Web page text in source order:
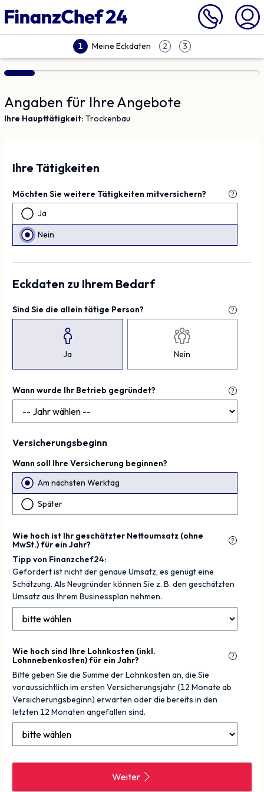
1 Meine Eckdaten 2 3
Angaben für Ihre Angebote
Ihre Haupttätigkeit: Trockenbau
Ihre Tätigkeiten
Möchten Sie weitere Tätigkeiten mitversichern?
Ja
Nein
Eckdaten zu Ihrem Bedarf
Sind Sie die allein tätige Person?
Ja Nein
Wann wurde Ihr Betrieb gegründet?
Versicherungsbeginn
Wann soll Ihre Versicherung beginnen?
Am nächsten Werktag
Später
Wie hoch ist Ihr geschätzter Nettoumsatz (ohne
MwSt.) für ein Jahr?
Tipp von Finanzchef24:
Gefordert ist nicht der genaue Umsatz, es genügt eine
Schätzung. Als Neugründer können Sie z. B. den geschätzten
Umsatz aus Ihrem Businessplan nehmen.
Wie hoch sind Ihre Lohnkosten (inkl.
Lohnnebenkosten) für ein Jahr?
Bitte geben Sie die Summe der Lohnkosten an, die Sie
voraussichtlich im ersten Versicherungsjahr (12 Monate ab
Versicherungsbeginn) erwarten oder die bereits in den
letzten 12 Monaten angefallen sind.
Weiter